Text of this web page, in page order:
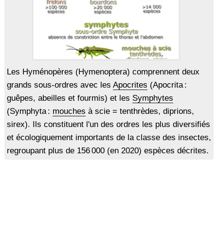
Les Hyménopères (Hymenoptera) comprennent deux
grands sous-ordres avec les Apocrites (Apocrita :
guêpes, abeilles et fourmis) et les Symphytes
(Symphyta : mouches à scie = tenthrèdes, diprions,
sirex). Ils constituent l'un des ordres les plus diversifiés
et écologiquement importants de la classe des insectes,
regroupant plus de 156 000 (en 2020) espèces décrites.